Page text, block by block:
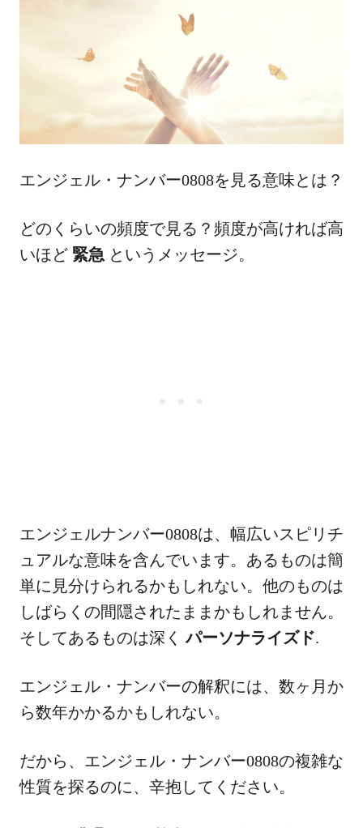
エンジェル・ナンバー0808を見る意味とは？
どのくらいの頻度で見る？頻度が高ければ高
いほど 緊急 というメッセージ。
エンジェルナンバー0808は、幅広いスピリチ
ュアルな意味を含んでいます。あるものは簡
単に見分けられるかもしれない。他のものは
しばらくの間隠されたままかもしれません。
そしてあるものは深くパーソナライズド.
エンジェル・ナンバーの解釈には、数ヶ月か
ら数年かかるかもしれない。
だから、エンジェル・ナンバー0808の複雑な
性質を探るのに、辛抱してください。